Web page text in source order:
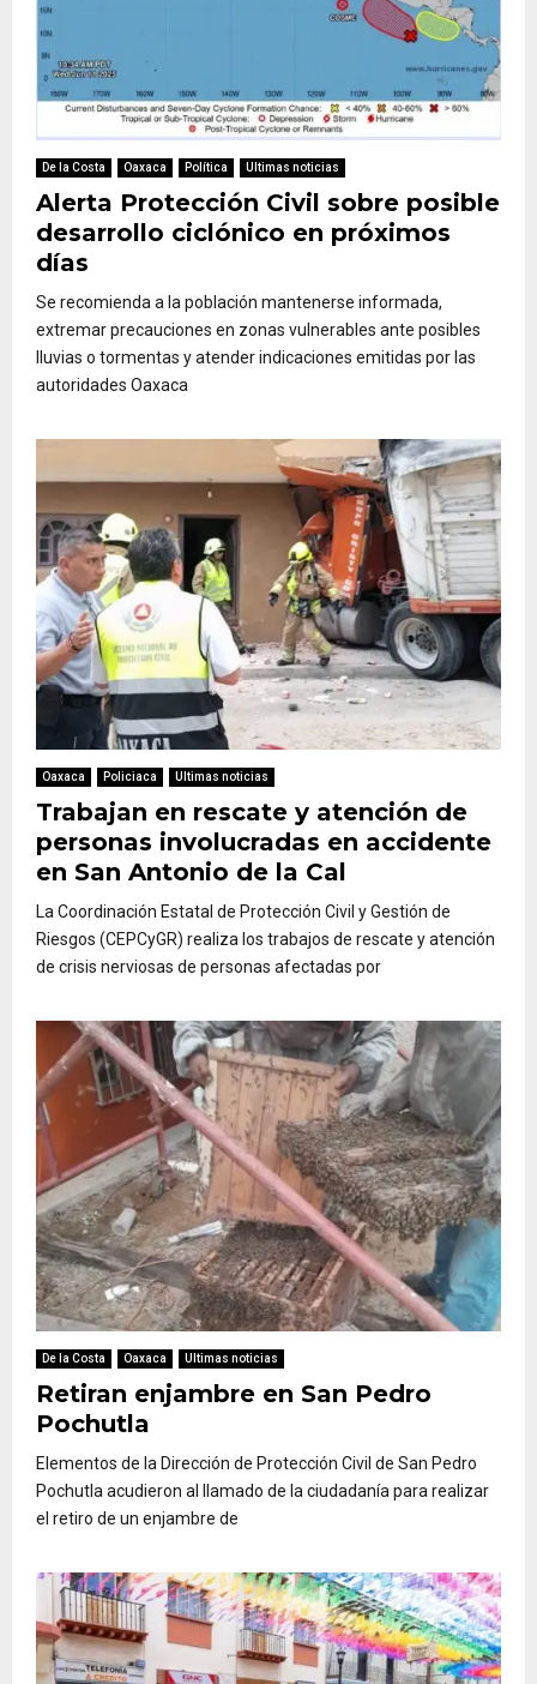
De la Costa Oaxaca Política Ultimas noticias
Alerta Protección Civil sobre posible
desarrollo ciclónico en próximos
días
Se recomienda a la población mantenerse informada,
extremar precauciones en zonas vulnerables ante posibles
lluvias o tormentas y atender indicaciones emitidas por las
autoridades Oaxaca
Oaxaca Policiaca Ultimas noticias
Trabajan en rescate y atención de
personas involucradas en accidente
en San Antonio de la Cal
La Coordinación Estatal de Protección Civil y Gestión de
Riesgos (CEPCyGR) realiza los trabajos de rescate y atención
de crisis nerviosas de personas afectadas por
De la Costa Oaxaca Ultimas noticias
Retiran enjambre en San Pedro
Pochutla
Elementos de la Dirección de Protección Civil de San Pedro
Pochutla acudieron al llamado de la ciudadanía para realizar
el retiro de un enjambre de